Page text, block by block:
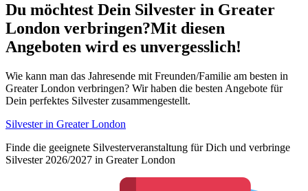
Du möchtest Dein Silvester in Greater
London verbringen?Mit diesen
Angeboten wird es unvergesslich!
Wie kann man das Jahresende mit Freunden/Familie am besten in
Greater London verbringen? Wir haben die besten Angebote für
Dein perfektes Silvester zusammengestellt.
Silvester in Greater London
Finde die geeignete Silvesterveranstaltung für Dich und verbringe
Silvester 2026/2027 in Greater London